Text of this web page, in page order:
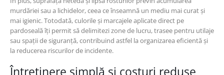
murdăriei sau a lichidelor, ceea ce înseamnă un mediu mai curat și
mai igienic. Totodată, culorile și marcajele aplicate direct pe
pardoseală îți permit să delimitezi zone de lucru, trasee pentru utilaje
sau spații de siguranță, contribuind astfel la organizarea eficientă și
la reducerea riscurilor de incidente.
Întreținere simplă și costuri reduse